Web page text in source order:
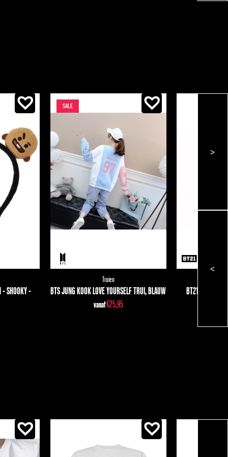
<
- SHOOKY -
SALE
Truien
BTS JUNG KOOK LOVE YOURSELF TRUI, BLAUW
vanaf€25,95
BT21 CHIMMY
>